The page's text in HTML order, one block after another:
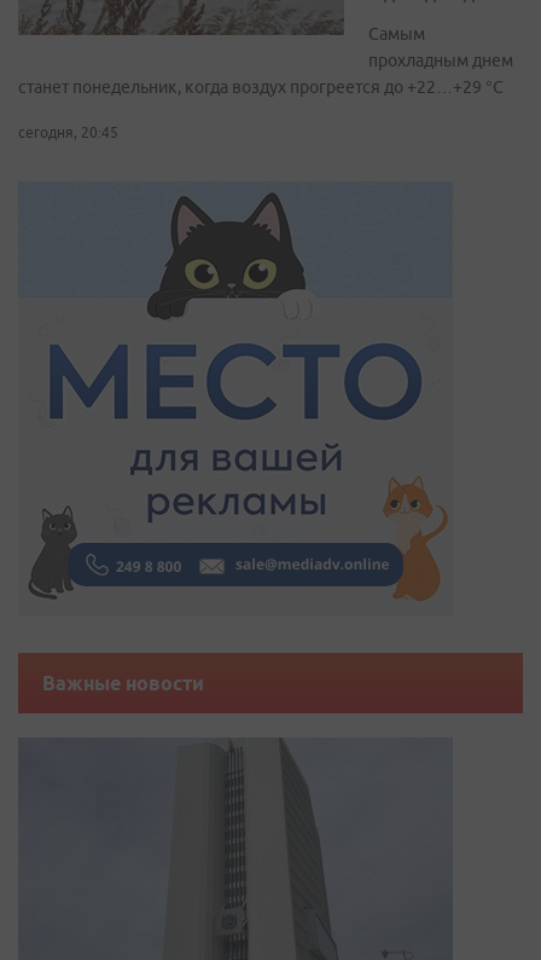
Самым
прохладным днем
станет понедельник, когда воздух прогреется до +22…+29 °С
сегодня, 20:45
Важные новости